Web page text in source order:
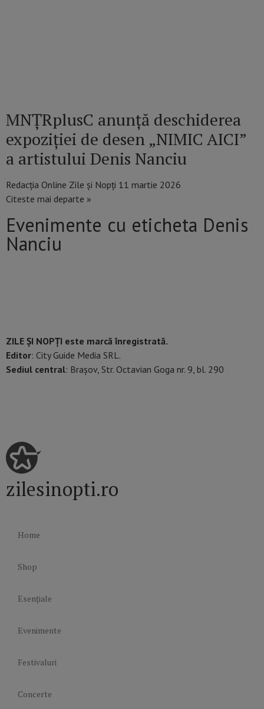
MNȚRplusC anunță deschiderea
expoziției de desen „NIMIC AICI”
a artistului Denis Nanciu
Redacția Online Zile și Nopți 11 martie 2026
Citeste mai departe »
Evenimente cu eticheta Denis
Nanciu
ZILE ȘI NOPȚI este marcă înregistrată.
Editor: City Guide Media SRL.
Sediul central: Brașov, Str. Octavian Goga nr. 9, bl. 290
zilesinopti.ro
Home
Shop
Esențiale
Evenimente
Festivaluri
Concerte